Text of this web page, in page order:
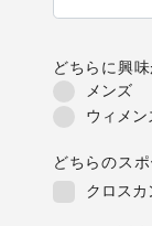
どちらに興
メンズ
ウィメン
どちらのス
クロスカ